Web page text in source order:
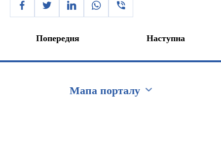
Попередня Наступна
Мапа порталу